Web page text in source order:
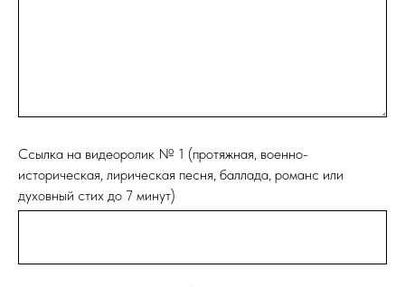
Ссылка на видеоролик № 1 (протяжная, военно-
историческая, лирическая песня, баллада, романс или
духовный стих до 7 минут)